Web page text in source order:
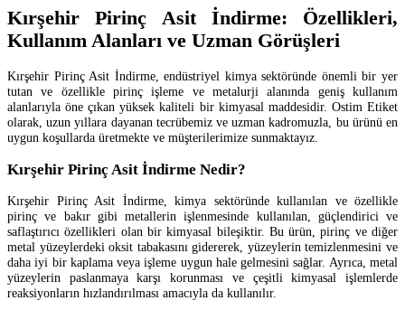
Kırşehir Pirinç Asit İndirme: Özellikleri,
Kullanım Alanları ve Uzman Görüşleri
Kırşehir Pirinç Asit İndirme, endüstriyel kimya sektöründe önemli bir yer
tutan ve özellikle pirinç işleme ve metalurji alanında geniş kullanım
alanlarıyla öne çıkan yüksek kaliteli bir kimyasal maddesidir. Ostim Etiket
olarak, uzun yıllara dayanan tecrübemiz ve uzman kadromuzla, bu ürünü en
uygun koşullarda üretmekte ve müşterilerimize sunmaktayız.
Kırşehir Pirinç Asit İndirme Nedir?
Kırşehir Pirinç Asit İndirme, kimya sektöründe kullanılan ve özellikle
pirinç ve bakır gibi metallerin işlenmesinde kullanılan, güçlendirici ve
saflaştırıcı özellikleri olan bir kimyasal bileşiktir. Bu ürün, pirinç ve diğer
metal yüzeylerdeki oksit tabakasını gidererek, yüzeylerin temizlenmesini ve
daha iyi bir kaplama veya işleme uygun hale gelmesini sağlar. Ayrıca, metal
yüzeylerin paslanmaya karşı korunması ve çeşitli kimyasal işlemlerde
reaksiyonların hızlandırılması amacıyla da kullanılır.